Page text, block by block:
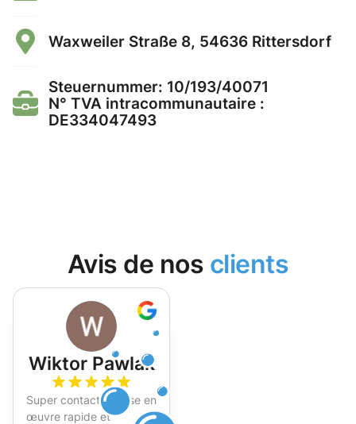
Waxweiler Straße 8, 54636 Rittersdorf
Steuernummer: 10/193/40071
N° TVA intracommunautaire :
DE334047493
Avis de nos clients
Wiktor Pawlak
Super contact et mise en
œuvre rapide et